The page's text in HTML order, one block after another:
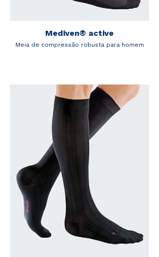
Mediven® active
Meia de compressão robusta para homem